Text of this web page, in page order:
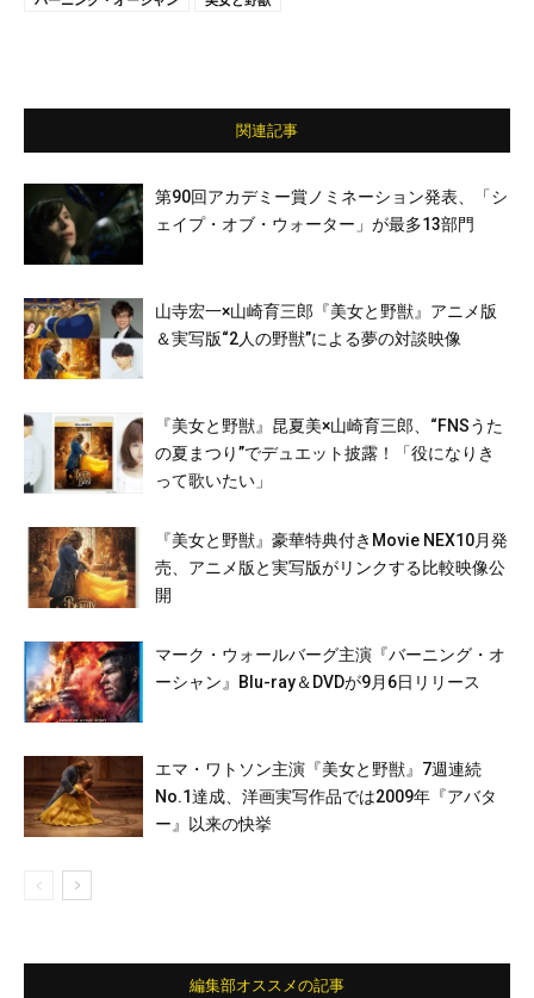
関連記事
第90回アカデミー賞ノミネーション発表、「シ
ェイプ・オブ・ウォーター」が最多13部門
山寺宏一×山崎育三郎『美女と野獣』アニメ版
＆実写版“2人の野獣”による夢の対談映像
『美女と野獣』昆夏美×山崎育三郎、“FNSうた
の夏まつり”でデュエット披露！「役になりき
って歌いたい」
『美女と野獣』豪華特典付きMovie NEX10月発
売、アニメ版と実写版がリンクする比較映像公
開
マーク・ウォールバーグ主演『バーニング・オ
ーシャン』Blu-ray＆DVDが9月6日リリース
エマ・ワトソン主演『美女と野獣』7週連続
No.1達成、洋画実写作品では2009年『アバタ
ー』以来の快挙
編集部オススメの記事